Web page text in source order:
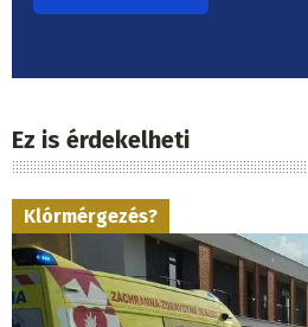
Ez is érdekelheti
Klórmérgezés?